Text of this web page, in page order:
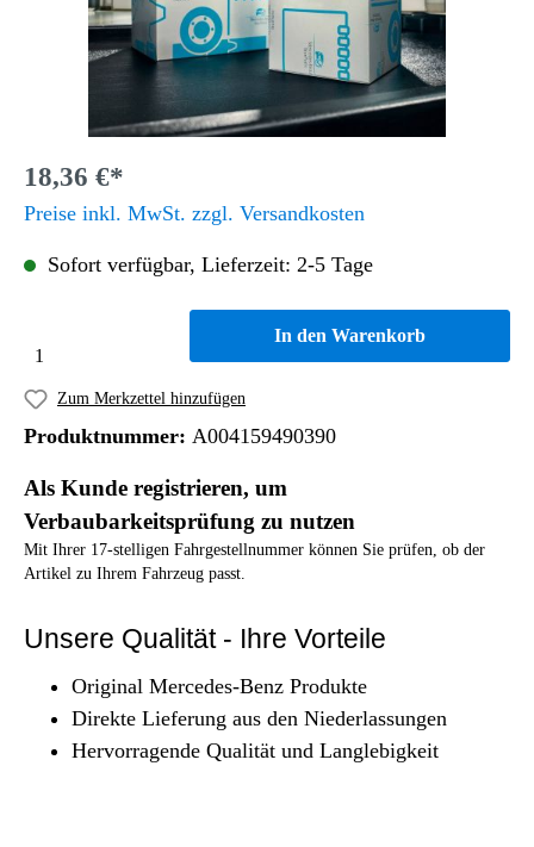
18,36 €*
Preise inkl. MwSt. zzgl. Versandkosten
Sofort verfügbar, Lieferzeit: 2-5 Tage
In den Warenkorb
Zum Merkzettel hinzufügen
Produktnummer: A004159490390
Als Kunde registrieren, um
Verbaubarkeitsprüfung zu nutzen
Mit Ihrer 17-stelligen Fahrgestellnummer können Sie prüfen, ob der
Artikel zu Ihrem Fahrzeug passt.
Unsere Qualität - Ihre Vorteile
Original Mercedes-Benz Produkte
Direkte Lieferung aus den Niederlassungen
Hervorragende Qualität und Langlebigkeit